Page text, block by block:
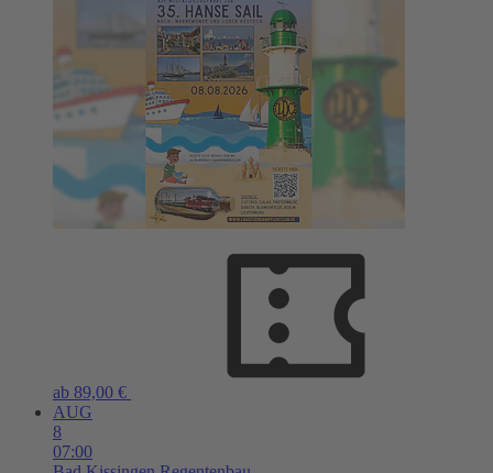
ab 89,00 €
AUG
8
07:00